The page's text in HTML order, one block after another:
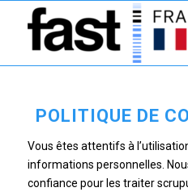
POLITIQUE DE
Vous êtes attentifs à
informations personnelles.
confiance pour les traiter